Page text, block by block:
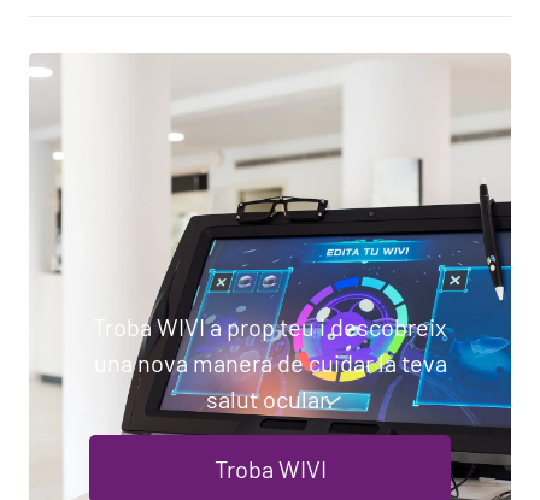
Troba WIVI a prop teu i descobreix
una nova manera de cuidar la teva
salut ocular.
Troba WIVI